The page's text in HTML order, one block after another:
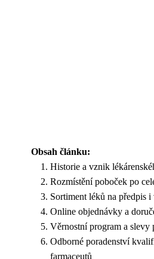
Obsah článku:
Historie a vznik
Rozmístění poboček po
Sortiment léků na předpis
Online objednávky a
Věrnostní program a slevy
Odborné poradenství
farmaceutů